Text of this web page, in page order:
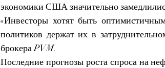
экономики США значительно
«Инвесторы хотят быть
политиков держат их в
брокера PVM.
Последние прогнозы роста спроса на